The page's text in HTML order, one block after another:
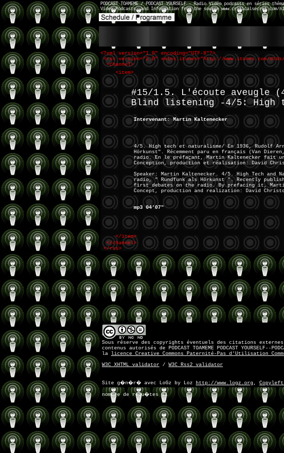
PODCAST TOAMEME / PODCAST YOURSELF - Radio Vidéo podcasts en
Video Podcasts, and Information from the source
<?xml version="1.0" encoding="UTF-8"?>
<rss version="2.0" xmlns:itunes="http://www.itunes.com/
<channel>
<item>
#15/1.5. L'écoute aveugle
Blind listening -4/5: High
Intervenant: Martin Kaltenecker
4/5. High tech et naturalisme/ En 1936, Rudolf
Hörkunst". Récemment paru en français (Van
radio. En le préfaçant, Martin Kaltenecker fait
Conception, production et réalisation: David
Speaker: Martin Kaltenecker. 4/5. High Tech and
radio, " Rundfunk als Hörkunst ". Recently
first debates on the radio. By prefacing it,
Concept, production and realization: David
mp3 04'07"
</item>
</channel>
</rss>
Sous réserve des copyrights éventuels des citations
contenus autorisés de PODCAST TOAMEME PODCAST YOURSELF--
la licence Creative Commons Paternité-Pas d'Utilisation
W3C XHTML validator / W3C Rss2 validator
Site g�n�r� avec LoGz by Loz http://www.logz.org,
nombre de requ�tes 11